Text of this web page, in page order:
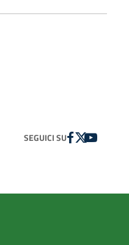
SEGUICI SUFACEBOOK
TWITTER
YOUTUBE